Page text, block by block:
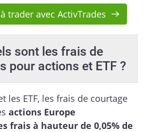
trader avec ActivTrades
sont les frais de
pour actions et ETF ?
les ETF, les frais de courtage
actions Europe
frais à hauteur de 0,05% de